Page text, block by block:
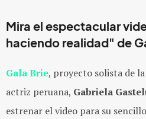
Mira el espectacular
haciendo realidad" de
Gala Brie, proyecto solista de
actriz peruana, Gabriela
estrenar el video para su sencillo